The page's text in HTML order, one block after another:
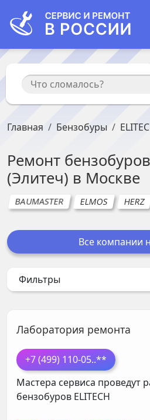
Главная Бензобуры
Ремонт бензобуров
(Элитеч) в Москве
BAUMASTER ELMOS HERZ
Все компании
Фильтры
Лаборатория ремонта
+7 (499) 110-05..**
Мастера сервиса проведут
бензобуров ELITECH